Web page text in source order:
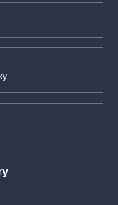
kteří vystoupí na